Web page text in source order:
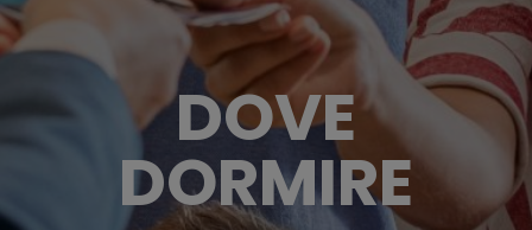
DOVE
DORMIRE